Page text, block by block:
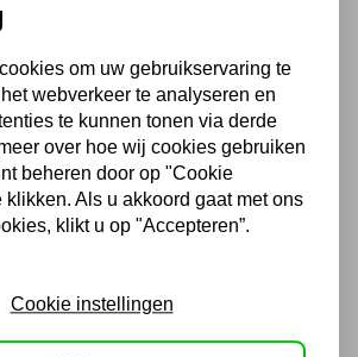
Laselektroden staal rutiel
2,0mm 350mm 188st 2,5kg
22,39
18,50 excl. BTW
om uw gebruikservaring te
webverkeer te analyseren en
te kunnen tonen via derde
over hoe wij cookies gebruiken
beheren door op "Cookie
klikken. Als u akkoord gaat met ons
klikt u op "Accepteren”.
Cookie instellingen